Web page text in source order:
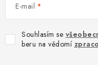
E-mail
Souhlasím se
beru na vědomí